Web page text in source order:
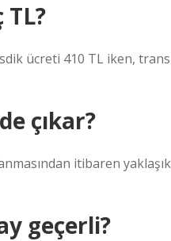
ücreti 410 TL iken,
çıkar?
itibaren
geçerli?